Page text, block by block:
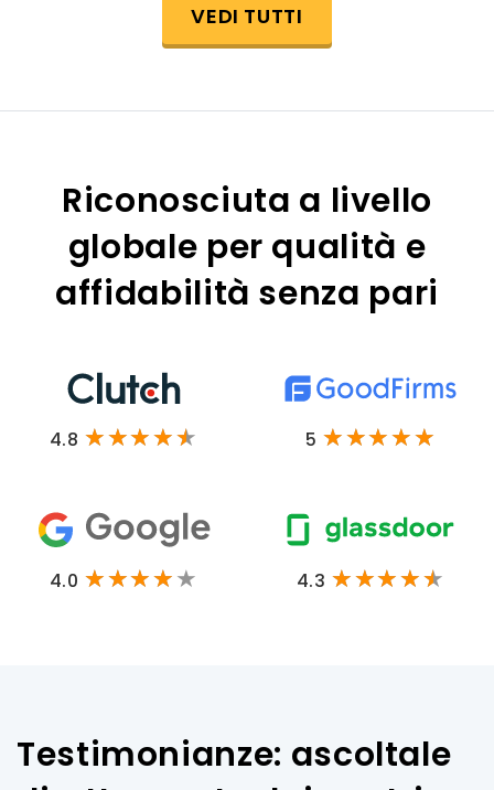
VEDI TUTTI
Riconosciuta a livello
globale per qualità e
affidabilità senza pari
4.8 5
4.0 4.3
Testimonianze: ascoltale